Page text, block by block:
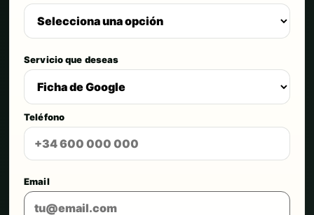
Servicio que deseas
Teléfono
Email